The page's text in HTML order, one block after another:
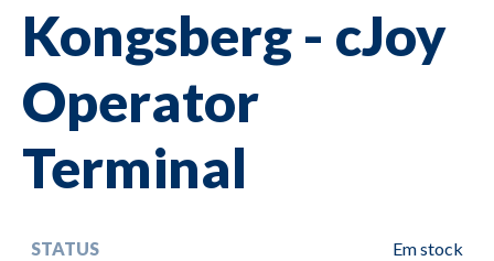
Kongsberg - cJoy
Operator
Terminal
STATUS Em stock